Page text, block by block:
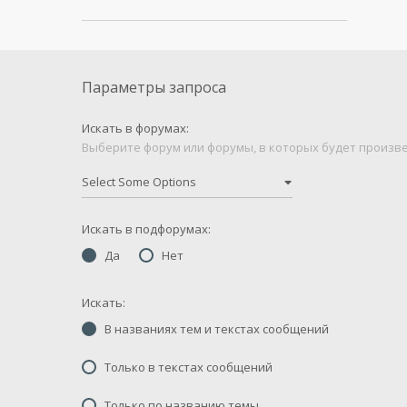
Параметры запроса
Искать в форумах:
Выберите форум или форумы, в которых будет
Искать в подфорумах:
Да
Нет
Искать:
В названиях тем и текстах сообщений
Только в текстах сообщений